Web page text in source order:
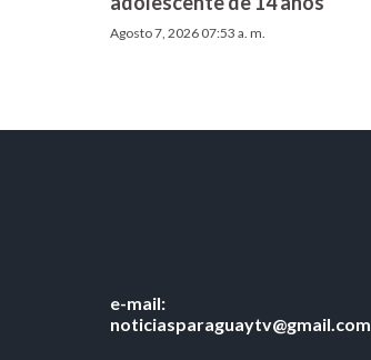
Agosto 7, 2026 07:53 a. m.
e-mail:
noticiasparaguaytv@gmail.com